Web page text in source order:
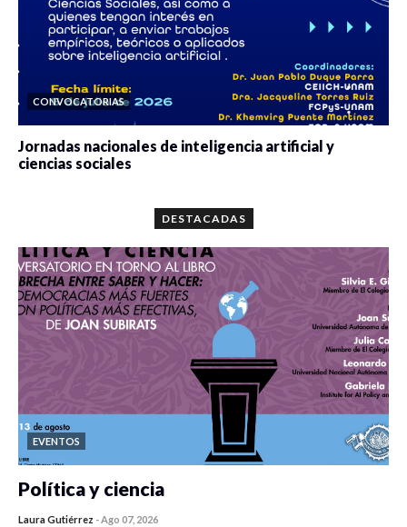
CONVOCATORIAS
Jornadas nacionales de inteligencia artificial y
ciencias sociales
DESTACADAS
EVENTOS
Política y ciencia
Laura Gutiérrez -Ago 07, 2026